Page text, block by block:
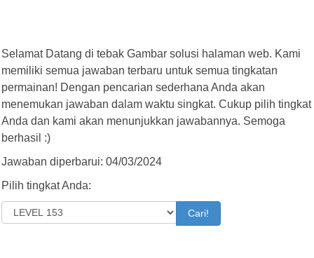
Selamat Datang di tebak Gambar solusi halaman web. Kami
memiliki semua jawaban terbaru untuk semua tingkatan
permainan! Dengan pencarian sederhana Anda akan
menemukan jawaban dalam waktu singkat. Cukup pilih tingkat
Anda dan kami akan menunjukkan jawabannya. Semoga
berhasil :)
Jawaban diperbarui: 04/03/2024
Pilih tingkat Anda:
Cari!